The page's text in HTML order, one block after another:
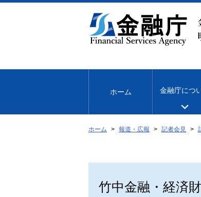
文
移
ホーム 金融庁につ
ホーム 報道・広報 記者会見
竹中金融・経済